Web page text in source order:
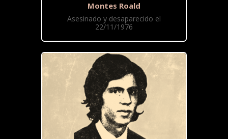
Montes Roald
Asesinado y desaparecido el
22/11/1976